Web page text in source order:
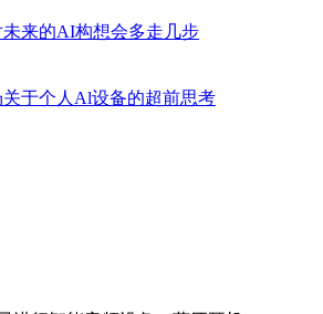
来的AI构想会多走几步
关于个人Al设备的超前思考